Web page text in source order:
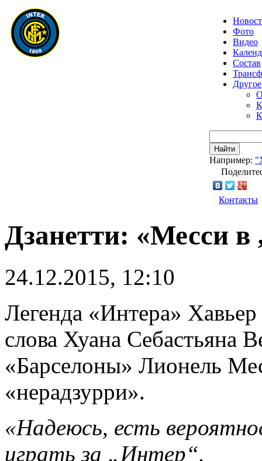
Фото
Видео
Состав
Другое
Найти
Например:
Контакты
Дзанетти: «Месси
24.12.2015, 12:10
Легенда «Интера»
слова Хуана Себастьяна
«Барселоны» Лионель
«нерадзурри».
«Надеюсь, есть
играть за „Интер“.